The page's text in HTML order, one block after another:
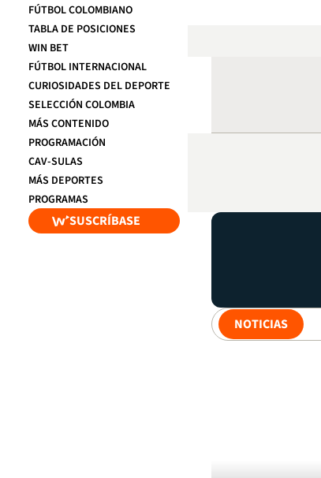
FÚTBOL COLOMBIANO
TABLA DE POSICIONES
WIN BET
FÚTBOL INTERNACIONAL
CURIOSIDADES DEL DEPORTE
SELECCIÓN COLOMBIA
MÁS CONTENIDO
PROGRAMACIÓN
CAV-SULAS
MÁS DEPORTES
PROGRAMAS
SUSCRÍBASE
NOTICIAS